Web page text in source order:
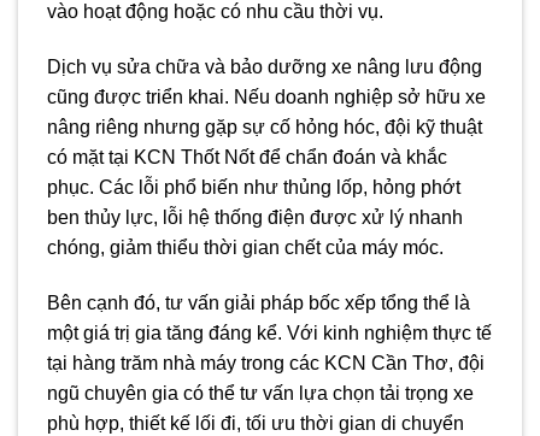
vào hoạt động hoặc có nhu cầu thời vụ.
Dịch vụ sửa chữa và bảo dưỡng xe nâng lưu động
cũng được triển khai. Nếu doanh nghiệp sở hữu xe
nâng riêng nhưng gặp sự cố hỏng hóc, đội kỹ thuật
có mặt tại KCN Thốt Nốt để chẩn đoán và khắc
phục. Các lỗi phổ biến như thủng lốp, hỏng phớt
ben thủy lực, lỗi hệ thống điện được xử lý nhanh
chóng, giảm thiểu thời gian chết của máy móc.
Bên cạnh đó, tư vấn giải pháp bốc xếp tổng thể là
một giá trị gia tăng đáng kể. Với kinh nghiệm thực tế
tại hàng trăm nhà máy trong các KCN Cần Thơ, đội
ngũ chuyên gia có thể tư vấn lựa chọn tải trọng xe
phù hợp, thiết kế lối đi, tối ưu thời gian di chuyển